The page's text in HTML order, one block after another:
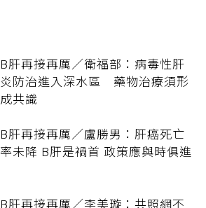
B肝再接再厲／衛福部：病毒性肝
炎防治進入深水區 藥物治療須形
成共識
B肝再接再厲／盧勝男：肝癌死亡
率未降 B肝是禍首 政策應與時俱進
B肝再接再厲／李美璇：共照網不